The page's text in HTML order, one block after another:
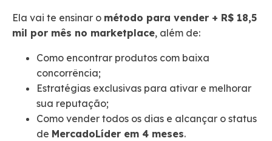
Ela vai te ensinar o método para vender + R$ 18,5
mil por mês no marketplace, além de:
Como encontrar produtos com baixa
concorrência;
Estratégias exclusivas para ativar e melhorar
sua reputação;
Como vender todos os dias e alcançar o status
de MercadoLíder em 4 meses.